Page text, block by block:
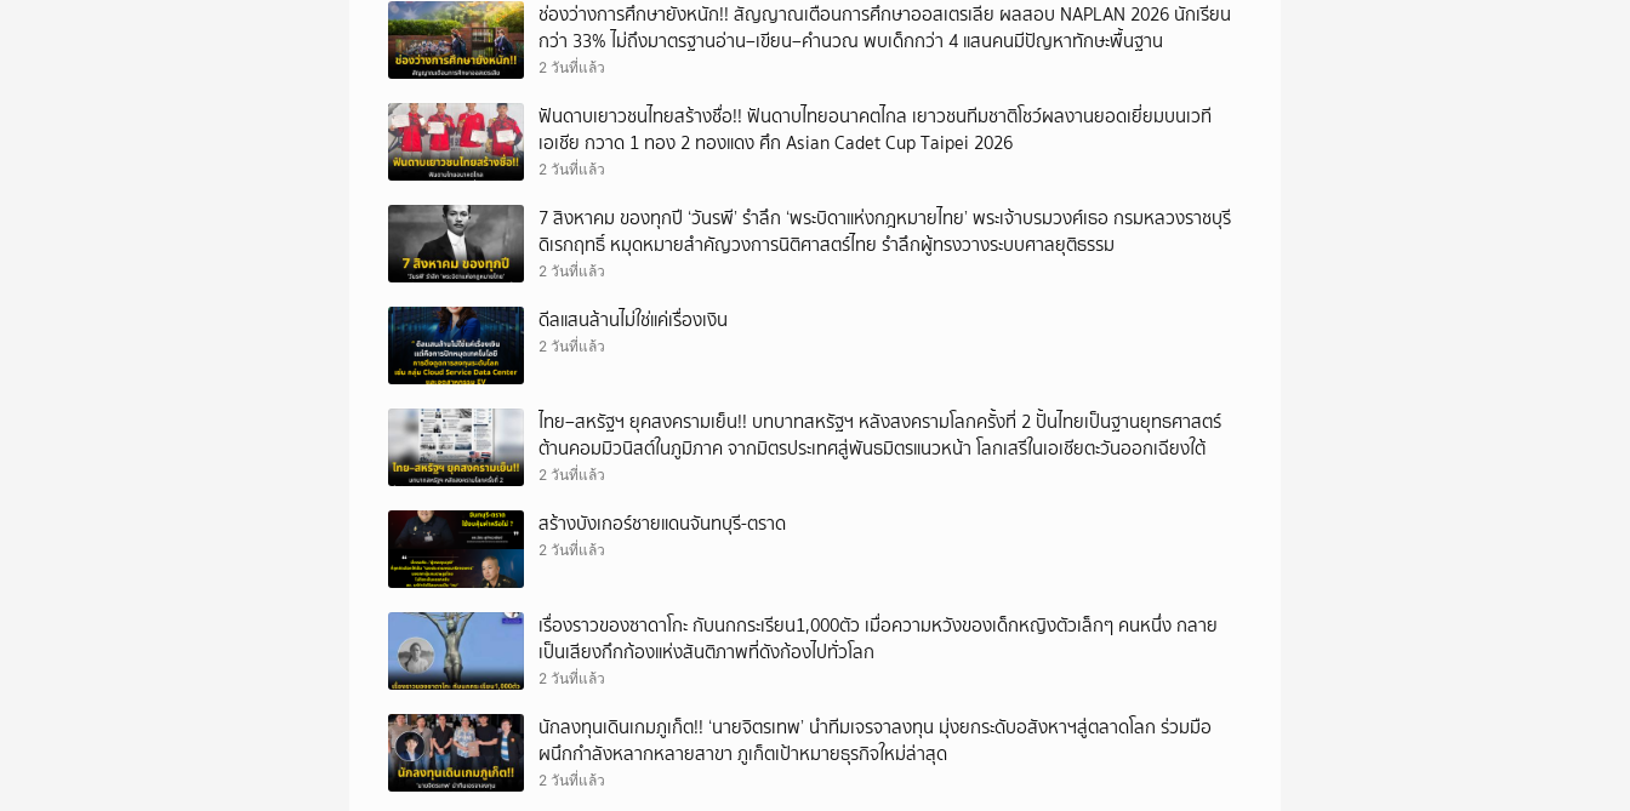
ช่องว่างการศึกษายังหนัก!! สัญญาณเตือนการศึกษาออสเตรเลีย ผลสอบ NAPLAN 2026 นักเรียน
กว่า 33% ไม่ถึงมาตรฐานอ่าน–เขียน–คำนวณ พบเด็กกว่า 4 แสนคนมีปัญหาทักษะพื้นฐาน
2 วันที่แล้ว
ฟันดาบเยาวชนไทยสร้างชื่อ!! ฟันดาบไทยอนาคตไกล เยาวชนทีมชาติโชว์ผลงานยอดเยี่ยมบนเวที
เอเชีย กวาด 1 ทอง 2 ทองแดง ศึก Asian Cadet Cup Taipei 2026
2 วันที่แล้ว
7 สิงหาคม ของทุกปี ‘วันรพี’ รำลึก ‘พระบิดาแห่งกฎหมายไทย’ พระเจ้าบรมวงศ์เธอ กรมหลวงราชบุรี
ดิเรกฤทธิ์ หมุดหมายสำคัญวงการนิติศาสตร์ไทย รำลึกผู้ทรงวางระบบศาลยุติธรรม
2 วันที่แล้ว
ดีลแสนล้านไม่ใช่แค่เรื่องเงิน
2 วันที่แล้ว
ไทย–สหรัฐฯ ยุคสงครามเย็น!! บทบาทสหรัฐฯ หลังสงครามโลกครั้งที่ 2 ปั้นไทยเป็นฐานยุทธศาสตร์
ต้านคอมมิวนิสต์ในภูมิภาค จากมิตรประเทศสู่พันธมิตรแนวหน้า โลกเสรีในเอเชียตะวันออกเฉียงใต้
2 วันที่แล้ว
สร้างบังเกอร์ชายแดนจันทบุรี-ตราด
2 วันที่แล้ว
เรื่องราวของซาดาโกะ กับนกกระเรียน1,000ตัว เมื่อความหวังของเด็กหญิงตัวเล็กๆ คนหนึ่ง กลาย
เป็นเสียงกึกก้องแห่งสันติภาพที่ดังก้องไปทั่วโลก
2 วันที่แล้ว
นักลงทุนเดินเกมภูเก็ต!! ‘นายจิตรเทพ’ นำทีมเจรจาลงทุน มุ่งยกระดับอสังหาฯสู่ตลาดโลก ร่วมมือ
ผนึกกำลังหลากหลายสาขา ภูเก็ตเป้าหมายธุรกิจใหม่ล่าสุด
2 วันที่แล้ว
ยกเลิก